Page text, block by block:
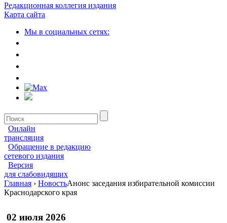
Редакционная коллегия издания
Карта сайта
Мы в социальных сетях:
Онлайн
трансляция
Обращение в редакцию
сетевого издания
Версия
для слабовидящих
Главная › НовостьАнонс заседания избирательной комиссии
Краснодарского края
02 июля 2026